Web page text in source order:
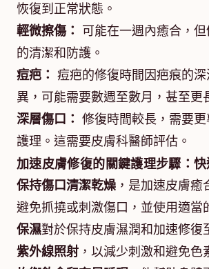
恢復到正常狀態。
輕微擦傷： 可能在一週內癒合，
的清潔和防護。
痘疤： 痘疤的修復時間因疤痕的
異，可能需要數週至數月，甚至更
深層傷口： 修復時間較長，需要
護理。這需要皮膚科醫師評估。
加速皮膚修復的關鍵護理步驟：
保持傷口清潔乾燥 ，是加速皮膚癒
避免抓撓或刺激傷口，並使用適當
保濕對於保持皮膚濕潤和加速修復
紫外線照射 ，以減少刺激和避免色